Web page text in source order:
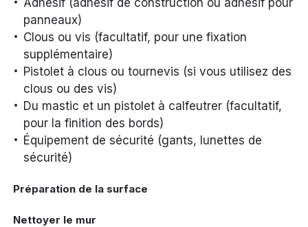
Adhésif (adhésif de construction ou adhésif pour
panneaux)
Clous ou vis (facultatif, pour une fixation
supplémentaire)
Pistolet à clous ou tournevis (si vous utilisez des
clous ou des vis)
Du mastic et un pistolet à calfeutrer (facultatif,
pour la finition des bords)
Équipement de sécurité (gants, lunettes de
sécurité)
Préparation de la surface
Nettoyer le mur